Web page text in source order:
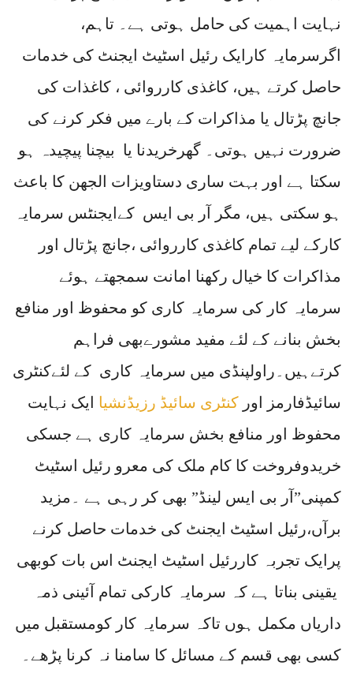
نہایت اہمیت کی حامل ہوتی ہے۔ تاہم،
اگرسرمایہ کارایک رئیل اسٹیٹ ایجنٹ کی خدمات
حاصل کرتے ہیں، کاغذی کارروائی ، کاغذات کی
جانچ پڑتال یا مذاکرات کے بارے میں فکر کرنے کی
ضرورت نہیں ہوتی۔ گھرخریدنا یا بیچنا پیچیدہ ہو
سکتا ہے اور بہت ساری دستاویزات الجھن کا باعث
ہو سکتی ہیں، مگر آر بی ایس کےایجنٹس سرمایہ
کارکے لیے تمام کاغذی کارروائی ،جانچ پڑتال اور
مذاکرات کا خیال رکھنا امانت سمجھتے ہوئے
سرمایہ کار کی سرمایہ کاری کو محفوظ اور منافع
بخش بنانے کے لئے مفید مشورےبھی فراہم
کرتےہیں۔راولپنڈی میں سرمایہ کاری کے لئےکنٹری
سائیڈفارمز اور کنٹری سائیڈ رزیڈنشیا ایک نہایت
محفوظ اور منافع بخش سرمایہ کاری ہے جسکی
خریدوفروخت کا کام ملک کی معرو رئیل اسٹیٹ
کمپنی”آر بی ایس لینڈ” بھی کر رہی ہے ۔مزید
برآں،رئیل اسٹیٹ ایجنٹ کی خدمات حاصل کرنے
پرایک تجربہ کاررئیل اسٹیٹ ایجنٹ اس بات کوبھی
یقینی بناتا ہے کہ سرمایہ کارکی تمام آئینی ذمہ
داریاں مکمل ہوں تاکہ سرمایہ کار کومستقبل میں
کسی بھی قسم کے مسائل کا سامنا نہ کرنا پڑھے۔